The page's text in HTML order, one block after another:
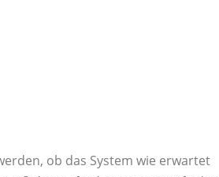
ob das System wie erwartet